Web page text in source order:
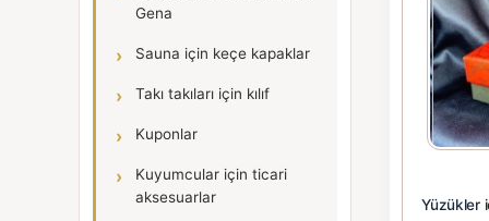
Gena
Sauna için keçe kapaklar
Takı takıları için kılıf
Kuponlar
Kuyumcular için ticari
aksesuarlar
Yüzükler